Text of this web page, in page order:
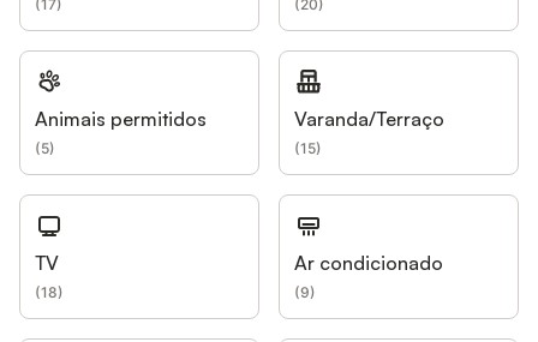
(17) (20)
Animais permitidos
(5)
Varanda/Terraço
(15)
TV
(18)
Ar condicionado
(9)